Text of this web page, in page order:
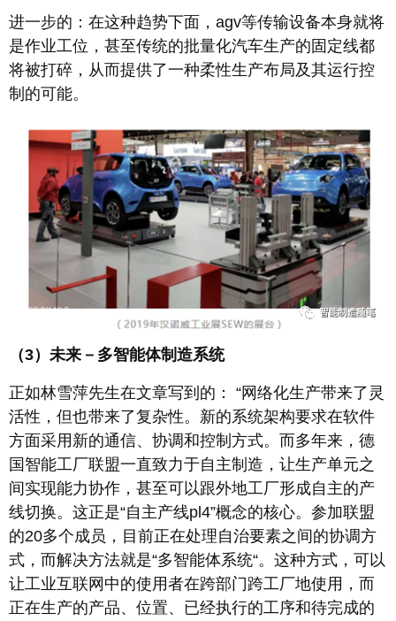
进一步的：在这种趋势下面，agv等传输设备本身就将
是作业工位，甚至传统的批量化汽车生产的固定线都
将被打碎，从而提供了一种柔性生产布局及其运行控
制的可能。
（3）未来－多智能体制造系统
正如林雪萍先生在文章写到的： “网络化生产带来了灵
活性，但也带来了复杂性。新的系统架构要求在软件
方面采用新的通信、协调和控制方式。而多年来，德
国智能工厂联盟一直致力于自主制造，让生产单元之
间实现能力协作，甚至可以跟外地工厂形成自主的产
线切换。这正是“自主产线pl4”概念的核心。参加联盟
的20多个成员，目前正在处理自治要素之间的协调方
式，而解决方法就是“多智能体系统“。这种方式，可以
让工业互联网中的使用者在跨部门跨工厂地使用，而
正在生产的产品、位置、已经执行的工序和待完成的